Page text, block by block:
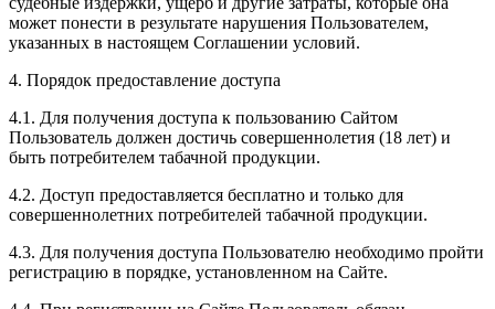
может понести в результате нарушения Пользователем,
указанных в настоящем Соглашении условий.
4. Порядок предоставление доступа
4.1. Для получения доступа к пользованию Сайтом
Пользователь должен достичь совершеннолетия (18 лет) и
быть потребителем табачной продукции.
4.2. Доступ предоставляется бесплатно и только для
совершеннолетних потребителей табачной продукции.
4.3. Для получения доступа Пользователю необходимо пройти
регистрацию в порядке, установленном на Сайте.